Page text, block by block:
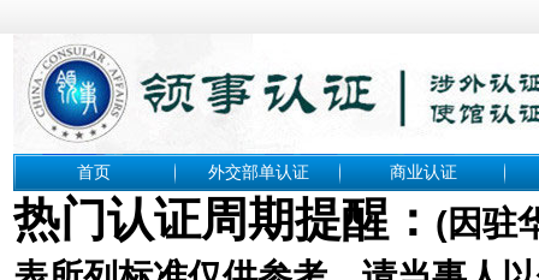
首页 外交部单认证 商业认证
热门认证周期提醒： (因驻